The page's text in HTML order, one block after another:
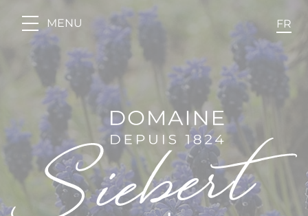
MENU FR
Panneau de gestion des cookies